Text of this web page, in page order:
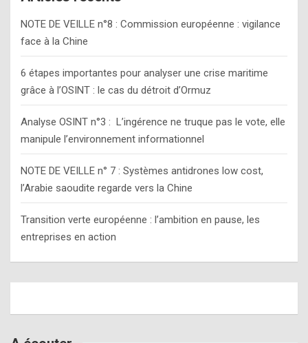
NOTE DE VEILLE n°8 : Commission européenne : vigilance
face à la Chine
6 étapes importantes pour analyser une crise maritime
grâce à l’OSINT : le cas du détroit d’Ormuz
Analyse OSINT n°3 : L’ingérence ne truque pas le vote, elle
manipule l’environnement informationnel
NOTE DE VEILLE n° 7 : Systèmes antidrones low cost,
l’Arabie saoudite regarde vers la Chine
Transition verte européenne : l’ambition en pause, les
entreprises en action